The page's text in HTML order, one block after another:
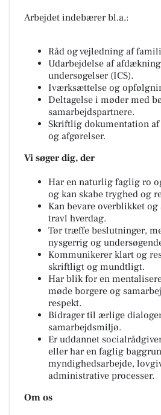
Arbejdet indebærer bl.a.:
Råd og vejledning af
Udarbejdelse af
undersøgelser (ICS).
Iværksættelse og
Deltagelse i møder med
samarbejdspartnere.
Skriftlig dokumentation af
og afgørelser.
Vi søger dig, der
Har en naturlig faglig ro
og kan skabe tryghed og
Kan bevare overblikket
travl hverdag.
Tør træffe beslutninger,
nysgerrig og
Kommunikerer klart og
skriftligt og mundtligt.
Har blik for en
møde borgere og
respekt.
Bidrager til ærlige
samarbejdsmiljø.
Er uddannet
eller har en faglig
myndighedsarbejde,
administrative processer.
Om os